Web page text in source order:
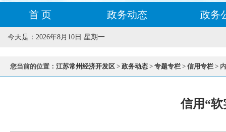
首 页 政务动态 政务
今天是： 2026年8月10日 星期一
您当前的位置： 江苏常州经济开发区 > 政务动态 > 专题专栏 > 信用专栏 >
信用“